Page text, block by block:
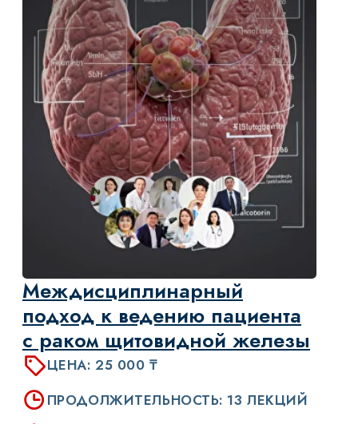
УЗНАТЬ БОЛЬШЕ
ДЛИТЕЛЬНОСТЬ: 9 ЧАСОВ
ЗАЧЕТНЫЕ ЕДИНИЦЫ: 18